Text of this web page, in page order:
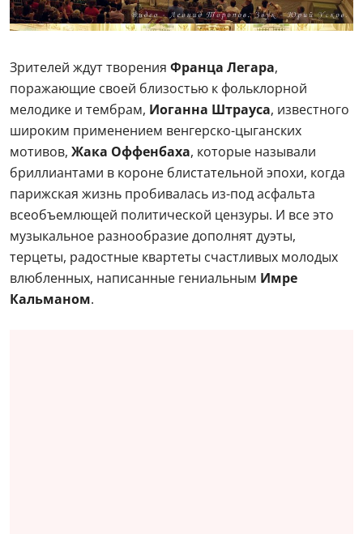
Зрителей ждут творения Франца Легара,
поражающие своей близостью к фольклорной
мелодике и тембрам, Иоганна Штрауса, известного
широким применением венгерско-цыганских
мотивов, Жака Оффенбаха, которые называли
бриллиантами в короне блистательной эпохи, когда
парижская жизнь пробивалась из-под асфальта
всеобъемлющей политической цензуры. И все это
музыкальное разнообразие дополнят дуэты,
терцеты, радостные квартеты счастливых молодых
влюбленных, написанные гениальным Имре
Кальманом.